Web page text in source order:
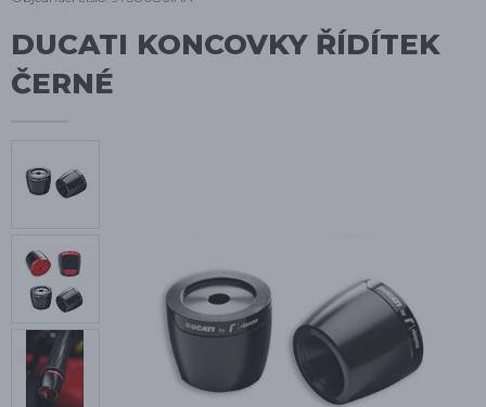
DUCATI KONCOVKY ŘÍDÍTEK
ČERNÉ